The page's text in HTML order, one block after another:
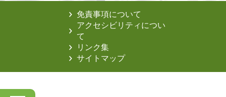
免責事項について
アクセシビリティについ
て
リンク集
サイトマップ